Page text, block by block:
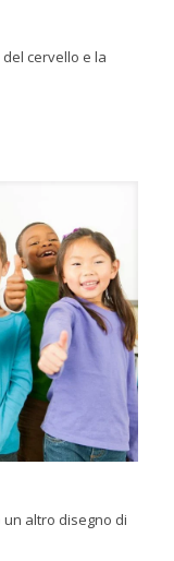
cervello e la
altro disegno di